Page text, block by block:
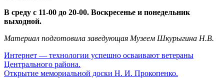
В среду с 11-00 до 20-00. Воскресенье и понедельник
выходной.
Материал подготовила заведующая Музеем Шкурыгина Н.В.
Интернет — технологии успешно осваивают ветераны
Центрального района.
Открытие мемориальной доски Н. И. Прокопенко.